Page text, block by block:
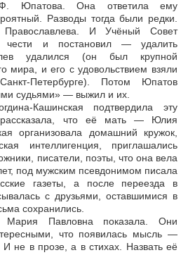
Юпатова. Она ответила ему
Разводы тогда были редки.
Православлева. И Учёный Совет
чести и постановил — удалить
удалился (он был крупной
мира, и его с удовольствием взяли
Петербурге). Потом Юпатов
судьями» — выжил и их.
Кашинская подтвердила эту
что её мать — Юлия
организовала домашний кружок,
интеллигенция, приглашались
писатели, поэты, что она вела
под мужским псевдонимом писала
газеты, а после переезда в
с друзьями, оставшимися в
сохранились.
Мария Павловна показала. Они
что появилась мысль —
И не в прозе, а в стихах. Назвать её